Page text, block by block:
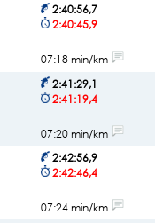
2:40:56,7
2:40:45,9
07:18 min/km
2:41:29,1
2:41:19,4
07:20 min/km
2:42:56,9
2:42:46,4
07:24 min/km